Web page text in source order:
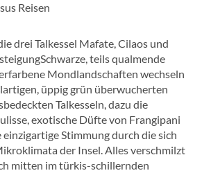
Reisen
drei Talkessel Mafate, Cilaos und
teils qualmende
Mondlandschaften wechseln
üppig grün überwucherten
Talkesseln, dazu die
exotische Düfte von Frangipani
Stimmung durch die sich
der Insel. Alles verschmilzt
mitten im türkis-schillernden